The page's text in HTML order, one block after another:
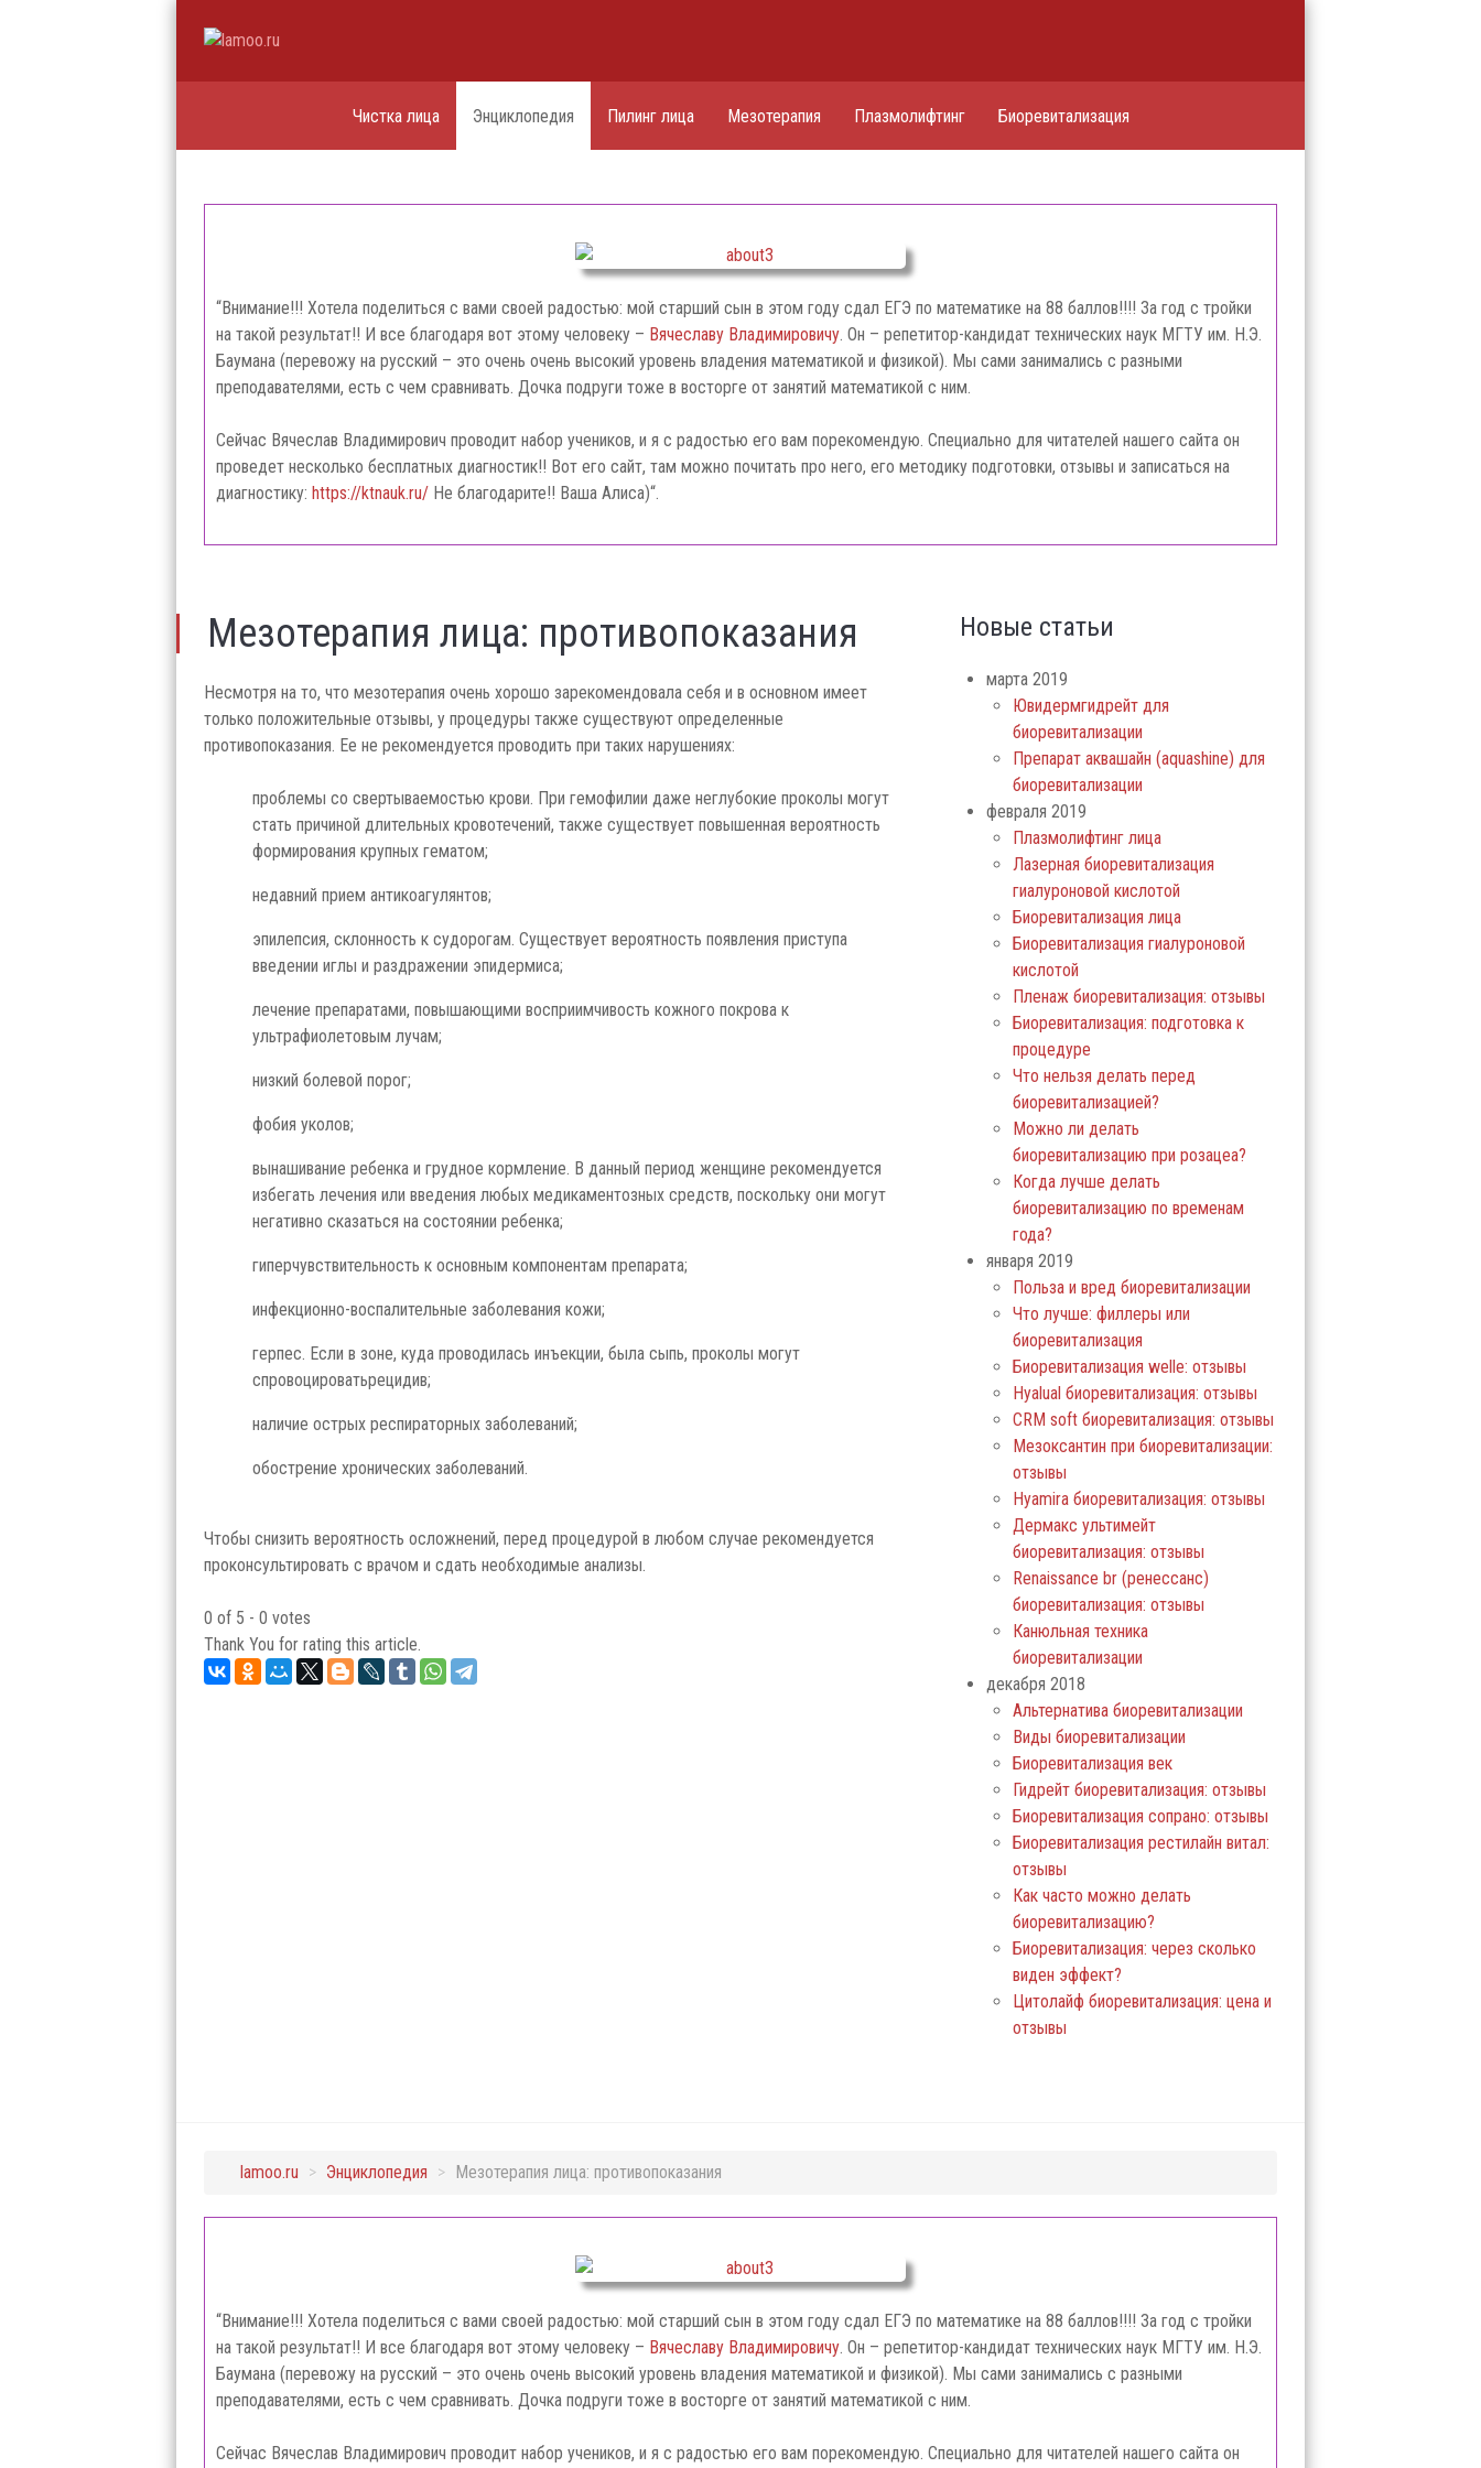
Чистка лица Энциклопедия Пилинг лица Мезотерапия Плазмолифтинг Биоревитализация
“Внимание!!! Хотела поделиться с вами своей радостью: мой старший сын в этом году сдал ЕГЭ по математике на 88 баллов!!!! За год с тройки
на такой результат!! И все благодаря вот этому человеку – Вячеславу Владимировичу. Он – репетитор-кандидат технических наук МГТУ им. Н.Э.
Баумана (перевожу на русский – это очень очень высокий уровень владения математикой и физикой). Мы сами занимались с разными
преподавателями, есть с чем сравнивать. Дочка подруги тоже в восторге от занятий математикой с ним.
Сейчас Вячеслав Владимирович проводит набор учеников, и я с радостью его вам порекомендую. Специально для читателей нашего сайта он
проведет несколько бесплатных диагностик!! Вот его сайт, там можно почитать про него, его методику подготовки, отзывы и записаться на
диагностику: https://ktnauk.ru/ Не благодарите!! Ваша Алиса)“.
Мезотерапия лица: противопоказания
Несмотря на то, что мезотерапия очень хорошо зарекомендовала себя и в основном имеет
только положительные отзывы, у процедуры также существуют определенные
противопоказания. Ее не рекомендуется проводить при таких нарушениях:
проблемы со свертываемостью крови. При гемофилии даже неглубокие проколы могут
стать причиной длительных кровотечений, также существует повышенная вероятность
формирования крупных гематом;
недавний прием антикоагулянтов;
эпилепсия, склонность к судорогам. Существует вероятность появления приступа
введении иглы и раздражении эпидермиса;
лечение препаратами, повышающими восприимчивость кожного покрова к
ультрафиолетовым лучам;
низкий болевой порог;
фобия уколов;
вынашивание ребенка и грудное кормление. В данный период женщине рекомендуется
избегать лечения или введения любых медикаментозных средств, поскольку они могут
негативно сказаться на состоянии ребенка;
гиперчувствительность к основным компонентам препарата;
инфекционно-воспалительные заболевания кожи;
герпес. Если в зоне, куда проводилась инъекции, была сыпь, проколы могут
спровоцироватьрецидив;
наличие острых респираторных заболеваний;
обострение хронических заболеваний.
Чтобы снизить вероятность осложнений, перед процедурой в любом случае рекомендуется
проконсультировать с врачом и сдать необходимые анализы.
User
Rating:
0
0 of 5 - 0 votes
Thank You for rating this article.
Новые статьи
марта 2019
Ювидермгидрейт для
биоревитализации
Препарат аквашайн (aquashine) для
биоревитализации
февраля 2019
Плазмолифтинг лица
Лазерная биоревитализация
гиалуроновой кислотой
Биоревитализация лица
Биоревитализация гиалуроновой
кислотой
Пленаж биоревитализация: отзывы
Биоревитализация: подготовка к
процедуре
Что нельзя делать перед
биоревитализацией?
Можно ли делать
биоревитализацию при розацеа?
Когда лучше делать
биоревитализацию по временам
года?
января 2019
Польза и вред биоревитализации
Что лучше: филлеры или
биоревитализация
Биоревитализация welle: отзывы
Нyalual биоревитализация: отзывы
СRM soft биоревитализация: отзывы
Мезоксантин при биоревитализации:
отзывы
Hyamira биоревитализация: отзывы
Дермакс ультимейт
биоревитализация: отзывы
Renaissance br (ренессанс)
биоревитализация: отзывы
Канюльная техника
биоревитализации
декабря 2018
Альтернатива биоревитализации
Виды биоревитализации
Биоревитализация век
Гидрейт биоревитализация: отзывы
Биоревитализация сопрано: отзывы
Биоревитализация рестилайн витал:
отзывы
Как часто можно делать
биоревитализацию?
Биоревитализация: через сколько
виден эффект?
Цитолайф биоревитализация: цена и
отзывы
lamoo.ru > Энциклопедия > Мезотерапия лица: противопоказания
“Внимание!!! Хотела поделиться с вами своей радостью: мой старший сын в этом году сдал ЕГЭ по математике на 88 баллов!!!! За год с тройки
на такой результат!! И все благодаря вот этому человеку – Вячеславу Владимировичу. Он – репетитор-кандидат технических наук МГТУ им. Н.Э.
Баумана (перевожу на русский – это очень очень высокий уровень владения математикой и физикой). Мы сами занимались с разными
преподавателями, есть с чем сравнивать. Дочка подруги тоже в восторге от занятий математикой с ним.
Сейчас Вячеслав Владимирович проводит набор учеников, и я с радостью его вам порекомендую. Специально для читателей нашего сайта он